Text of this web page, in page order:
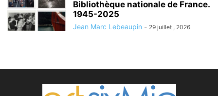
Bibliothèque nationale de France.
1945-2025
Jean Marc Lebeaupin - 29 juillet , 2026